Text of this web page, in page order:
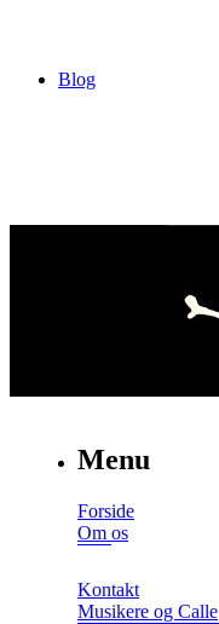
Blog
Menu
Forside
Om os
Kontakt
Musikere og Calle